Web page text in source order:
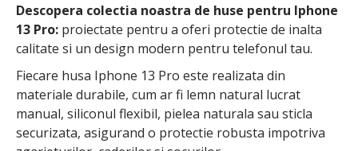
Descopera colectia noastra de huse pentru Iphone
13 Pro: proiectate pentru a oferi protectie de inalta
calitate si un design modern pentru telefonul tau.
Fiecare husa Iphone 13 Pro este realizata din
materiale durabile, cum ar fi lemn natural lucrat
manual, siliconul flexibil, pielea naturala sau sticla
securizata, asigurand o protectie robusta impotriva